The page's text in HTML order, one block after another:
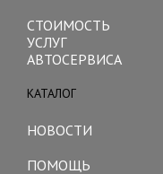
СТОИМОСТЬ
УСЛУГ
АВТОСЕРВИСА
КАТАЛОГ
НОВОСТИ
ПОМОЩЬ